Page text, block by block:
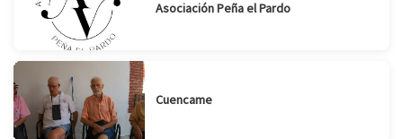
Asociación Peña el Pardo
Cuencame